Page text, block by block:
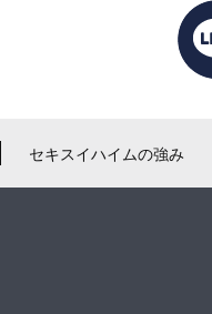
セキスイハイムの強み